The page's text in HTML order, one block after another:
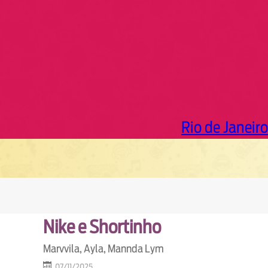
Rio de Janeiro
Nike e Shortinho
Marvvila, Ayla, Mannda Lym